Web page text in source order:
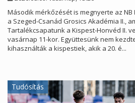
Második mérkőzését is megnyerte az NB
a Szeged-Csanád Grosics Akadémia II.,
Tartalékcsapatunk a Kispest-Honvéd II.
vasárnap 11-kor. Együttesünk nem
kihasználták a kispestiek, akik a 20. é...
Tudósítás